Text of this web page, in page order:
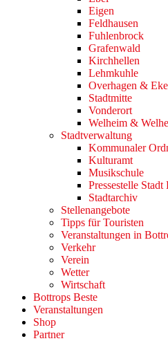
Eigen
Feldhausen
Fuhlenbrock
Grafenwald
Kirchhellen
Lehmkuhle
Overhagen &
Stadtmitte
Vonderort
Welheim &
Stadtverwaltung
Kommunaler
Kulturamt
Musikschule
Pressestelle
Stadtarchiv
Stellenangebote
Tipps für Touristen
Veranstaltungen in
Verkehr
Verein
Wetter
Wirtschaft
Bottrops Beste
Veranstaltungen
Shop
Partner